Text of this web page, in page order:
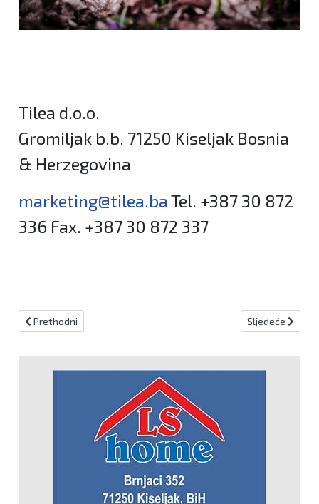
Tilea d.o.o.
Gromiljak b.b. 71250 Kiseljak Bosnia
& Herzegovina
marketing@tilea.baTel. +387 30 872
336 Fax. +387 30 872 337
Prethodni članak: Napravi sam: Serum za jačanje noktiju
Prethodni Sljedeći
Sljedeće